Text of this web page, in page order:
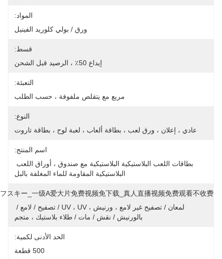
المواد:
ورق / بولي كلوريد الفينيل
قسط:
إيداع 50٪ ، الرصيد قبل الشحن
التعبئة:
مربع مع يتقلص ملفوفة ، حسب الطلب
النوع:
عادي ، إعلان ، ورق لعب ، بطاقة ألعاب ، لعبة لوح ، بطاقة تاروت
اسم المنتج:
البلاستيكية المقاومة للماء المغلفة بالبل
スキー_一级a爱大片免费视频免下载_真人直播视频免费观看不收费 :
بالورنيش / نقش / مات / طلاء بلاستيك ، متجم
الحد الأدنى لكمية:
500 قطعة